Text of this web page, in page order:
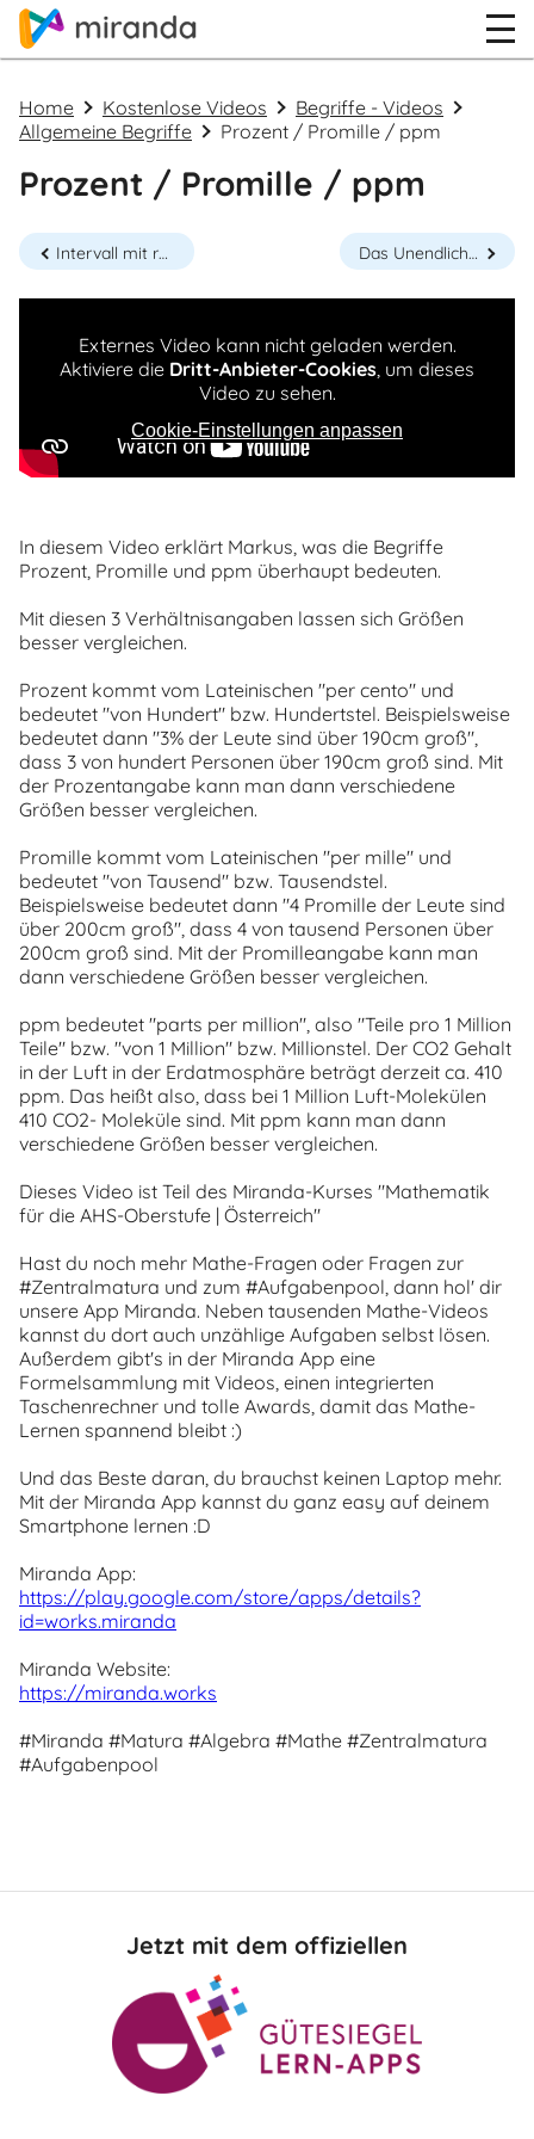
Home Kostenlose Videos
Begriffe - Videos
Allgemeine Begriffe
Prozent / Promille / ppm
Prozent / Promille / ppm
Intervall mit runder und eckiger Klammer Das Unendlich-Symbol
Externes Video kann nicht geladen werden.
Aktiviere die Dritt-Anbieter-Cookies, um dieses
Video zu sehen.
Cookie-Einstellungen anpassen
In diesem Video erklärt Markus, was die Begriffe
Prozent, Promille und ppm überhaupt bedeuten.
Mit diesen 3 Verhältnisangaben lassen sich Größen
besser vergleichen.
Prozent kommt vom Lateinischen "per cento" und
bedeutet "von Hundert" bzw. Hundertstel. Beispielsweise
bedeutet dann "3% der Leute sind über 190cm groß",
dass 3 von hundert Personen über 190cm groß sind. Mit
der Prozentangabe kann man dann verschiedene
Größen besser vergleichen.
Promille kommt vom Lateinischen "per mille" und
bedeutet "von Tausend" bzw. Tausendstel.
Beispielsweise bedeutet dann "4 Promille der Leute sind
über 200cm groß", dass 4 von tausend Personen über
200cm groß sind. Mit der Promilleangabe kann man
dann verschiedene Größen besser vergleichen.
ppm bedeutet "parts per million", also "Teile pro 1 Million
Teile" bzw. "von 1 Million" bzw. Millionstel. Der CO2 Gehalt
in der Luft in der Erdatmosphäre beträgt derzeit ca. 410
ppm. Das heißt also, dass bei 1 Million Luft-Molekülen
410 CO2- Moleküle sind. Mit ppm kann man dann
verschiedene Größen besser vergleichen.
Dieses Video ist Teil des Miranda-Kurses "Mathematik
für die AHS-Oberstufe | Österreich"
Hast du noch mehr Mathe-Fragen oder Fragen zur
#Zentralmatura und zum #Aufgabenpool, dann hol' dir
unsere App Miranda. Neben tausenden Mathe-Videos
kannst du dort auch unzählige Aufgaben selbst lösen.
Außerdem gibt's in der Miranda App eine
Formelsammlung mit Videos, einen integrierten
Taschenrechner und tolle Awards, damit das Mathe-
Lernen spannend bleibt :)
Und das Beste daran, du brauchst keinen Laptop mehr.
Mit der Miranda App kannst du ganz easy auf deinem
Smartphone lernen :D
Miranda App:
https://play.google.com/store/apps/details?
id=works.miranda
Miranda Website:
https://miranda.works
#Miranda #Matura #Algebra #Mathe #Zentralmatura
#Aufgabenpool
Jetzt mit dem offiziellen